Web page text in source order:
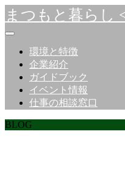
まつもと暮らし
環境と特徴
企業紹介
ガイドブック
イベント情報
仕事の相談窓口
BLOG